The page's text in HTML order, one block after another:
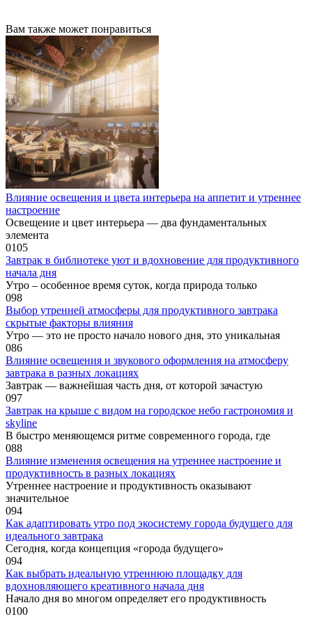
Вам также может понравиться
Влияние освещения и цвета интерьера на аппетит и утреннее
настроение
Освещение и цвет интерьера — два фундаментальных
элемента
0105
Завтрак в библиотеке уют и вдохновение для продуктивного
начала дня
Утро – особенное время суток, когда природа только
098
Выбор утренней атмосферы для продуктивного завтрака
скрытые факторы влияния
Утро — это не просто начало нового дня, это уникальная
086
Влияние освещения и звукового оформления на атмосферу
завтрака в разных локациях
Завтрак — важнейшая часть дня, от которой зачастую
097
Завтрак на крыше с видом на городское небо гастрономия и
skyline
В быстро меняющемся ритме современного города, где
088
Влияние изменения освещения на утреннее настроение и
продуктивность в разных локациях
Утреннее настроение и продуктивность оказывают
значительное
094
Как адаптировать утро под экосистему города будущего для
идеального завтрака
Сегодня, когда концепция «города будущего»
094
Как выбрать идеальную утреннюю площадку для
вдохновляющего креативного начала дня
Начало дня во многом определяет его продуктивность
0100